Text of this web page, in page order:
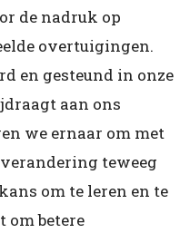
de nadruk op
overtuigingen.
en gesteund in onze
aan ons
we ernaar om met
teweeg
om te leren en te
om betere